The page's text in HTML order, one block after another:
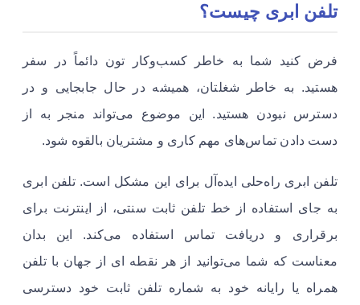
تلفن ابری چیست؟
فرض کنید شما به خاطر کسب‌وکار تون دائماً در سفر
هستید. به خاطر شغلتان، همیشه در حال جابجایی و در
دسترس نبودن هستید. این موضوع می‌تواند منجر به از
دست دادن تماس‌های مهم کاری و مشتریان بالقوه شود.
تلفن ابری راه‌حلی ایده‌آل برای این مشکل است. تلفن ابری
به جای استفاده از خط تلفن ثابت سنتی، از اینترنت برای
برقراری و دریافت تماس استفاده می‌کند. این بدان
معناست که شما می‌توانید از هر نقطه ای از جهان با تلفن
همراه یا رایانه خود به شماره تلفن ثابت خود دسترسی